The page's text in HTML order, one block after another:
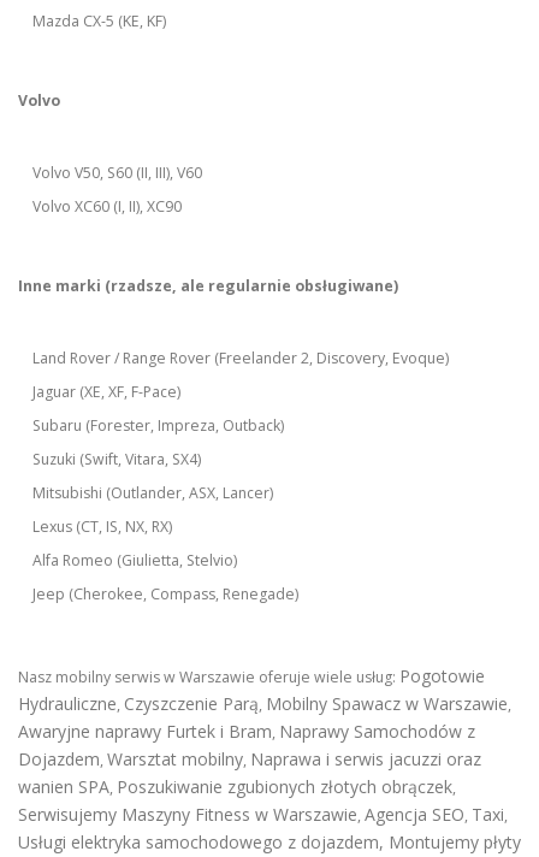
Mazda CX-5 (KE, KF)
Volvo
Volvo V50, S60 (II, III), V60
Volvo XC60 (I, II), XC90
Inne marki (rzadsze, ale regularnie obsługiwane)
Land Rover / Range Rover (Freelander 2, Discovery, Evoque)
Jaguar (XE, XF, F-Pace)
Subaru (Forester, Impreza, Outback)
Suzuki (Swift, Vitara, SX4)
Mitsubishi (Outlander, ASX, Lancer)
Lexus (CT, IS, NX, RX)
Alfa Romeo (Giulietta, Stelvio)
Jeep (Cherokee, Compass, Renegade)
Nasz mobilny serwis w Warszawie oferuje wiele usług: Pogotowie
Hydrauliczne, Czyszczenie Parą, Mobilny Spawacz w Warszawie,
Awaryjne naprawy Furtek i Bram, Naprawy Samochodów z
Dojazdem, Warsztat mobilny, Naprawa i serwis jacuzzi oraz
wanien SPA, Poszukiwanie zgubionych złotych obrączek,
Serwisujemy Maszyny Fitness w Warszawie, Agencja SEO, Taxi,
Usługi elektryka samochodowego z dojazdem, Montujemy płyty